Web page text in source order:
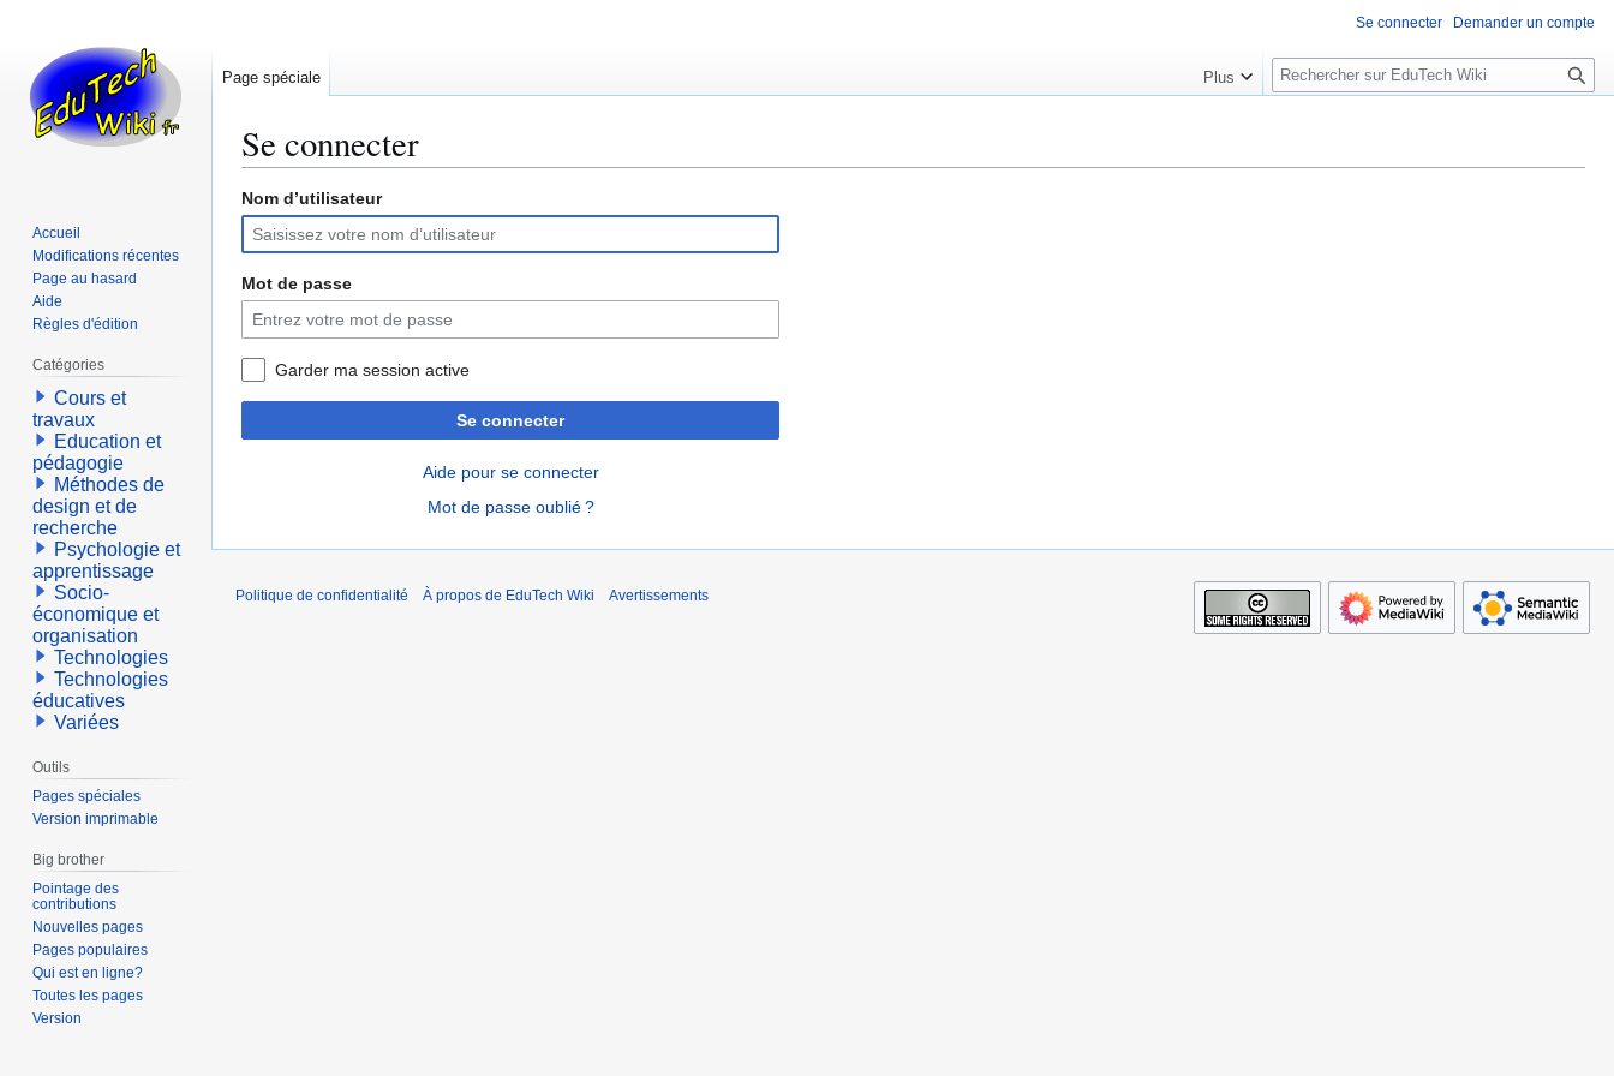
Se connecter
Aller
la
navigation
Aller
la
recherche
Nom d’utilisateur
Mot de passe
Garder ma session active
Se connecter
Aide pour se connecter
Mot de passe oublié ?
Se connecter Demander un compte
Page spéciale Plus
R
e
e
Accueil
Modifications récentes
Page au hasard
Aide
Règles d'édition
Catégories
Cours et
travaux
Education et
pédagogie
Méthodes de
design et de
recherche
Psychologie et
apprentissage
Socio-
économique et
organisation
Technologies
Technologies
éducatives
Variées
Outils
Pages spéciales
Version imprimable
Big brother
Pointage des
contributions
Nouvelles pages
Pages populaires
Qui est en ligne?
Toutes les pages
Version
Politique de confidentialité À propos de EduTech Wiki Avertissements